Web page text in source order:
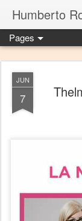
Humberto
Pages
JUN
7